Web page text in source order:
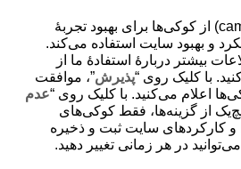
D375-172
Airplane Mode
You can temporarily disableWi-Fiand
این سایت (cam.start.canon) از کوکی‌ها برای بهبود تجربۀ
و بهبود سایت استفاده می‌کند.
بیشتر دربارۀ استفادۀ ما از
با کلیک روی “پذیرش”، موافقت
اعلام می‌کنید. با کلیک روی “عدم
از گزینه‌ها، فقط کوکی‌های
و کارکردهای سایت ثبت و ذخیره
در هر زمانی تغییر دهید.